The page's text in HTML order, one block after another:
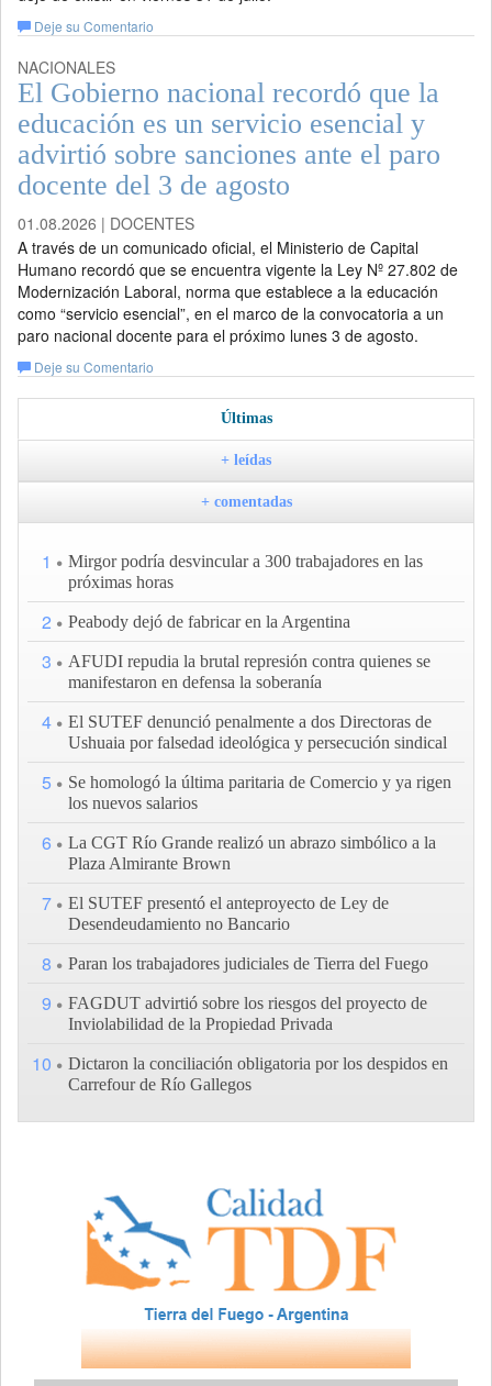
Deje su Comentario
NACIONALES
El Gobierno nacional recordó que la
educación es un servicio esencial y
advirtió sobre sanciones ante el paro
docente del 3 de agosto
01.08.2026 | DOCENTES
A través de un comunicado oficial, el Ministerio de Capital
Humano recordó que se encuentra vigente la Ley Nº 27.802 de
Modernización Laboral, norma que establece a la educación
como “servicio esencial”, en el marco de la convocatoria a un
paro nacional docente para el próximo lunes 3 de agosto.
Deje su Comentario
Últimas
+ leídas
+ comentadas
1
Mirgor podría desvincular a 300 trabajadores en las
próximas horas
2 Peabody dejó de fabricar en la Argentina
3
AFUDI repudia la brutal represión contra quienes se
manifestaron en defensa la soberanía
4
El SUTEF denunció penalmente a dos Directoras de
Ushuaia por falsedad ideológica y persecución sindical
5
Se homologó la última paritaria de Comercio y ya rigen
los nuevos salarios
6
La CGT Río Grande realizó un abrazo simbólico a la
Plaza Almirante Brown
7
El SUTEF presentó el anteproyecto de Ley de
Desendeudamiento no Bancario
8 Paran los trabajadores judiciales de Tierra del Fuego
9
FAGDUT advirtió sobre los riesgos del proyecto de
Inviolabilidad de la Propiedad Privada
10
Dictaron la conciliación obligatoria por los despidos en
Carrefour de Río Gallegos